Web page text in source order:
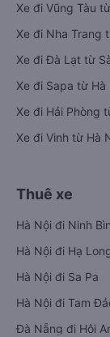
Xe đi Vũng Tàu
Xe đi Nha Trang
Xe đi Đà Lạt từ
Xe đi Sapa từ Hà
Xe đi Hải Phòng
Xe đi Vinh từ Hà
Thuê xe
Hà Nội đi Ninh
Hà Nội đi Hạ
Hà Nội đi Sa Pa
Hà Nội đi Tam
Đà Nẵng đi Hội